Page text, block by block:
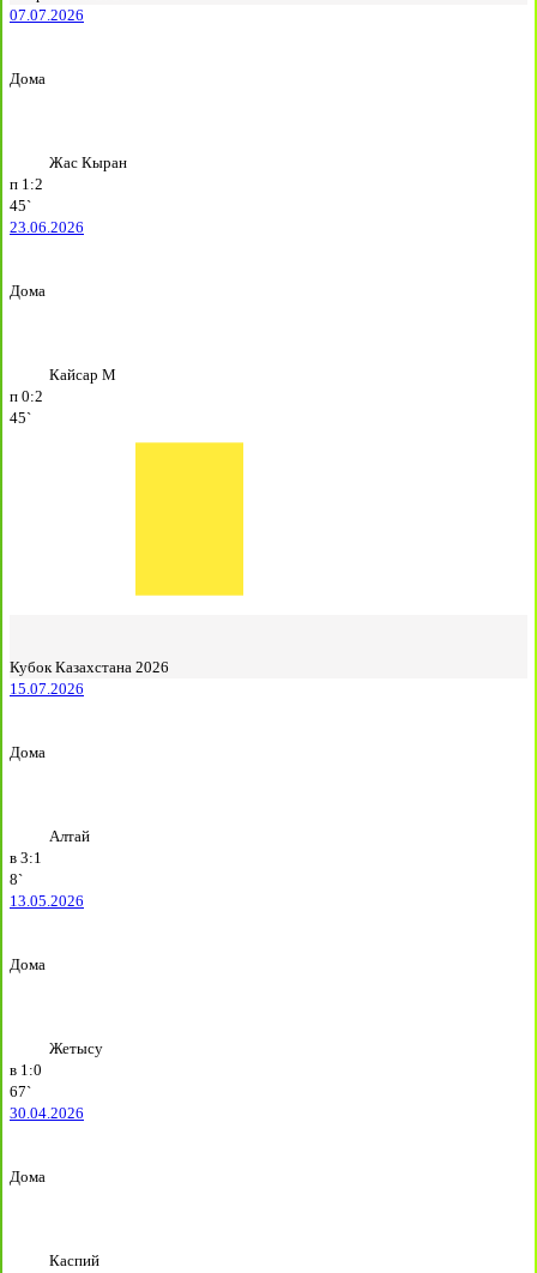
07.07.2026
Дома
Жас Кыран
п 1:2
45`
23.06.2026
Дома
Кайсар М
п 0:2
45`
Кубок Казахстана 2026
15.07.2026
Дома
Алтай
в 3:1
8`
13.05.2026
Дома
Жетысу
в 1:0
67`
30.04.2026
Дома
Каспий